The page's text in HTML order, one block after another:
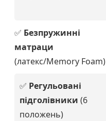
✅ Безпружинні
матраци
(латекс/Memory Foam)
✅ Регульовані
підголівники (6
положень)